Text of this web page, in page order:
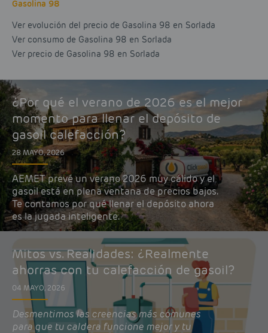
Gasolina 98
Ver evolución del precio de Gasolina 98 en Sorlada
Ver consumo de Gasolina 98 en Sorlada
Ver precio de Gasolina 98 en Sorlada
¿Por qué el verano de 2026 es el mejor
momento para llenar el depósito de
gasoil calefacción?
28 MAYO, 2026
AEMET prevé un verano 2026 muy cálido y el
gasoil está en plena ventana de precios bajos.
Te contamos por qué llenar el depósito ahora
es la jugada inteligente.
Mitos vs. Realidades: ¿Realmente
ahorras con tu calefacción de gasoil?
04 MAYO, 2026
Desmentimos las creencias más comunes
para que tu caldera funcione mejor y tu